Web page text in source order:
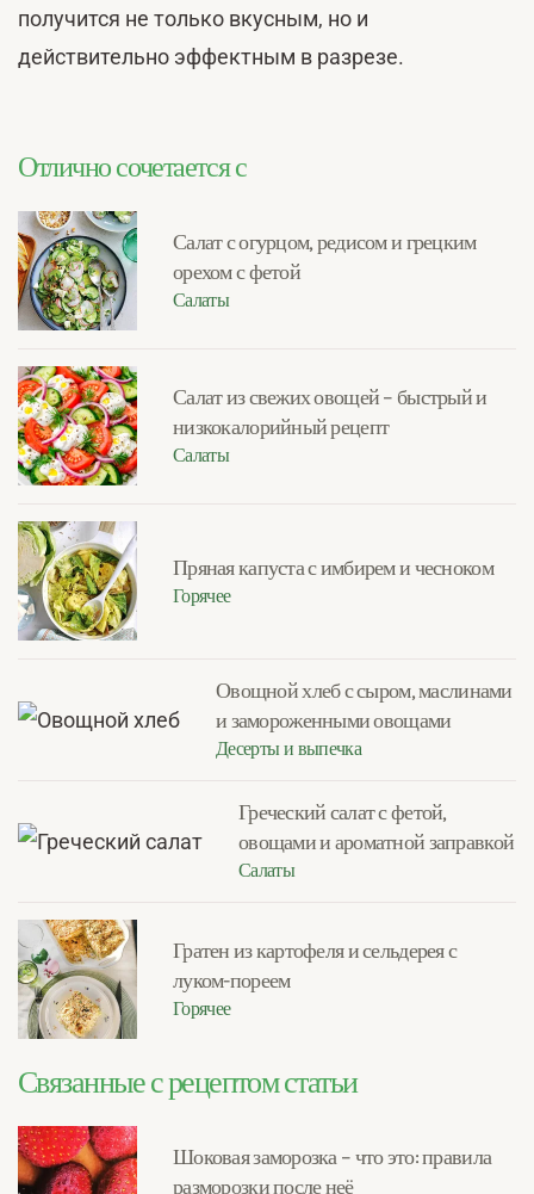
получится не только вкусным, но и
действительно эффектным в разрезе.
Отлично сочетается с
Салат с огурцом, редисом и грецким
орехом с фетой
Салаты
Салат из свежих овощей – быстрый и
низкокалорийный рецепт
Салаты
Пряная капуста с имбирем и чесноком
Горячее
Овощной хлеб с сыром, маслинами
и замороженными овощами
Десерты и выпечка
Греческий салат с фетой,
овощами и ароматной заправкой
Салаты
Гратен из картофеля и сельдерея с
луком-пореем
Горячее
Связанные с рецептом статьи
Шоковая заморозка – что это: правила
разморозки после неё